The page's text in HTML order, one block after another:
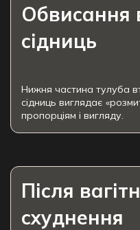
Обвисання
сідниць
Нижня частина тулуба
сідниць виглядає
пропорціям і вигляду.
Після
схуднення